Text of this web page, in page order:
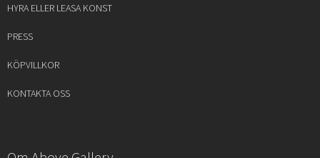
HYRA ELLER LEASA KONST
PRESS
KÖPVILLKOR
KONTAKTA OSS